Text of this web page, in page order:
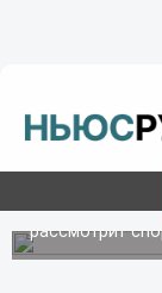
09.07.202602:00
Дело о
бухте
Арбитражный
рассмотрит